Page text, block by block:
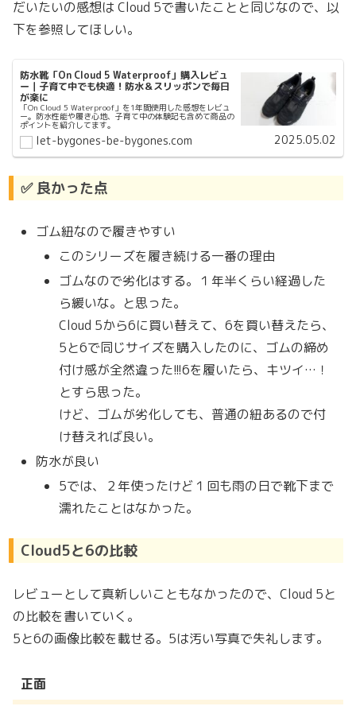
だいたいの感想は Cloud 5で書いたことと同じなので、以
下を参照してほしい。
防水靴「On Cloud 5 Waterproof」購入レビュ
ー｜子育て中でも快適！防水＆スリッポンで毎日
が楽に
「On Cloud 5 Waterproof」を1年間使用した感想をレビュ
ー。防水性能や履き心地、子育て中の体験記も含めて商品の
ポイントを紹介してます。
let-bygones-be-bygones.com 2025.05.02
✅ 良かった点
ゴム紐なので履きやすい
このシリーズを履き続ける一番の理由
ゴムなので劣化はする。１年半くらい経過した
ら緩いな。と思った。
Cloud 5から6に買い替えて、6を買い替えたら、
5と6で同じサイズを購入したのに、ゴムの締め
付け感が全然違った!!!6を履いたら、キツイ…！
とすら思った。
けど、ゴムが劣化しても、普通の紐あるので付
け替えれば良い。
防水が良い
5では、２年使ったけど１回も雨の日で靴下まで
濡れたことはなかった。
Cloud5と6の比較
レビューとして真新しいこともなかったので、Cloud 5と
の比較を書いていく。
5と6の画像比較を載せる。5は汚い写真で失礼します。
正面